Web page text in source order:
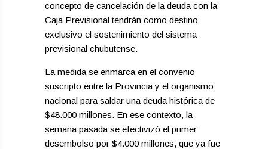
concepto de cancelación de la deuda con la
Caja Previsional tendrán como destino
exclusivo el sostenimiento del sistema
previsional chubutense.
La medida se enmarca en el convenio
suscripto entre la Provincia y el organismo
nacional para saldar una deuda histórica de
$48.000 millones. En ese contexto, la
semana pasada se efectivizó el primer
desembolso por $4.000 millones, que ya fue